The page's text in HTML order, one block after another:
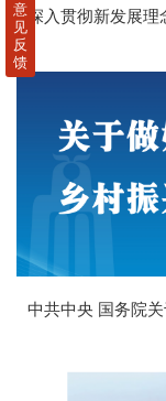
深入贯彻新发展
意
见
反
馈